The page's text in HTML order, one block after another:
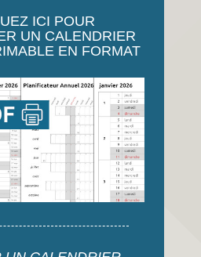
ICI POUR
UN CALENDRIER
EN FORMAT